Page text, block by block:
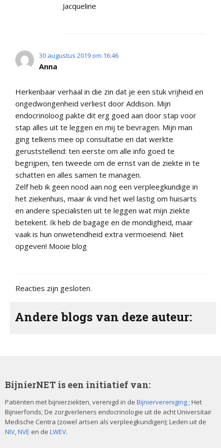
Jacqueline
30 augustus 2019 om 16:46
Anna
Herkenbaar verhaal in die zin dat je een stuk vrijheid en
ongedwongenheid verliest door Addison. Mijn
endocrinoloog pakte dit erg goed aan door stap voor
stap alles uit te leggen en mij te bevragen. Mijn man
ging telkens mee op consultatie en dat werkte
geruststellend: ten eerste om alle info goed te
begrijpen, ten tweede om de ernst van de ziekte in te
schatten en alles samen te managen.
Zelf heb ik geen nood aan nog een verpleegkundige in
het ziekenhuis, maar ik vind het wel lastig om huisarts
en andere specialisten uit te leggen wat mijn ziekte
betekent. Ik heb de bagage en de mondigheid, maar
vaak is hun onwetendheid extra vermoeiend. Niet
opgeven! Mooie blog
Reacties zijn gesloten.
Andere blogs van deze auteur:
BijnierNET is een initiatief van:
Patiënten met bijnierziekten, verenigd in de Bijniervereniging ; Het
Bijnierfonds; De zorgverleners endocrinologie uit de acht Universitair
Medische Centra (zowel artsen als verpleegkundigen); Leden uit de
NIV,NVE en de LWEV.